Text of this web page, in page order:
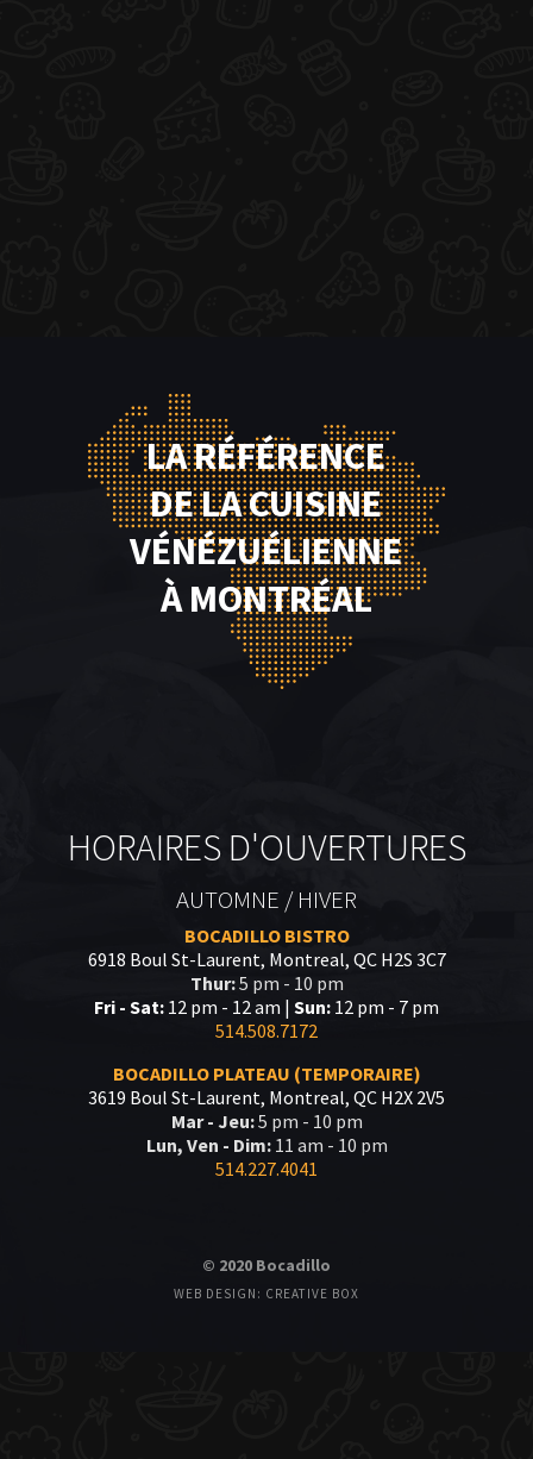
LA RÉFÉRENCE
DE LA CUISINE
VÉNÉZUÉLIENNE
À MONTRÉAL
HORAIRES D'OUVERTURES
AUTOMNE / HIVER
BOCADILLO BISTRO
6918 Boul St-Laurent, Montreal, QC H2S 3C7
Thur:5 pm - 10 pm
Fri - Sat: 12 pm - 12 am | Sun: 12 pm - 7 pm
514.508.7172
BOCADILLO PLATEAU (TEMPORAIRE)
3619 Boul St-Laurent, Montreal, QC H2X 2V5
Mar - Jeu:5 pm - 10 pm
Lun, Ven - Dim:11 am - 10 pm
514.227.4041
© 2020 Bocadillo
WEB DESIGN: CREATIVE BOX